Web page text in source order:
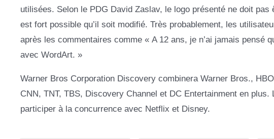
utilisées. Selon le PDG David Zaslav, le logo présenté ne doit
est fort possible qu’il soit modifié. Très probablement, les
après les commentaires comme « A 12 ans, je n’ai jamais pensé
avec WordArt. »
Warner Bros Corporation Discovery combinera Warner Bros.,
CNN, TNT, TBS, Discovery Channel et DC Entertainment en
participer à la concurrence avec Netflix et Disney.